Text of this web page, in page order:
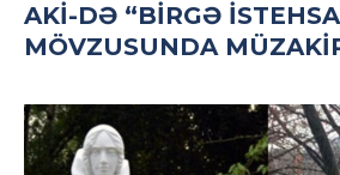
AKİ-DƏ “BIRGƏ
MÖVZUSUNDA